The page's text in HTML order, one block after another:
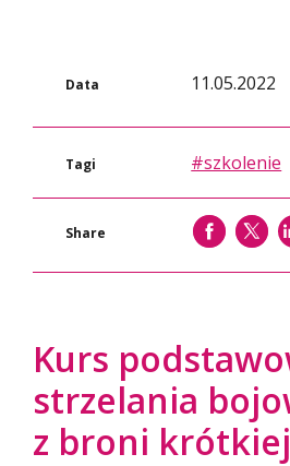
Data 11.05.2022
Tagi #szkolenie
Share SHARE
Kurs
strzelania
z broni krótkiej